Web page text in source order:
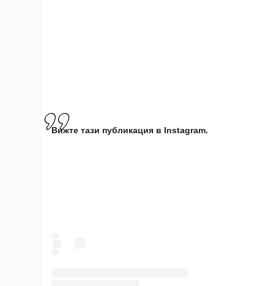
Вижте тази публикация в Instagram.